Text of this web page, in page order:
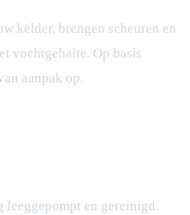
kelder, brengen scheuren en
vochtgehalte. Op basis
aanpak op.
en gereinigd.